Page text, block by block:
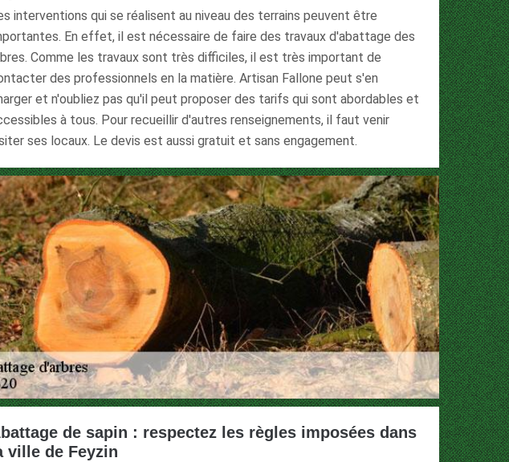
interventions qui se réalisent au niveau des terrains peuvent être
En effet, il est nécessaire de faire des travaux d'abattage des
Comme les travaux sont très difficiles, il est très important de
des professionnels en la matière. Artisan Fallone peut s'en
et n'oubliez pas qu'il peut proposer des tarifs qui sont abordables et
à tous. Pour recueillir d'autres renseignements, il faut venir
ses locaux. Le devis est aussi gratuit et sans engagement.
de sapin : respectez les règles imposées dans
ville de Feyzin